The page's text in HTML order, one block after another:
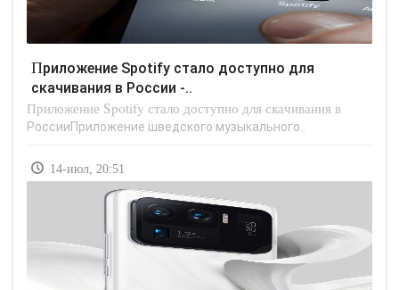
Приложение Spotify стало доступно для
скачивания в России -..
Приложение Spotify стало доступно для скачивания в
РоссииПриложение шведского музыкального..
14-июл, 20:51